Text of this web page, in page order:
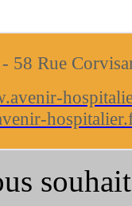
58 Rue